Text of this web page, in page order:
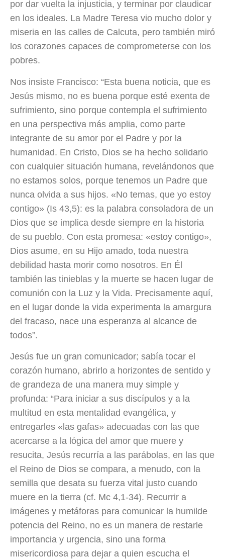
por dar vuelta la injusticia, y terminar por claudicar
en los ideales. La Madre Teresa vio mucho dolor y
miseria en las calles de Calcuta, pero también miró
los corazones capaces de comprometerse con los
pobres.
Nos insiste Francisco: “Esta buena noticia, que es
Jesús mismo, no es buena porque esté exenta de
sufrimiento, sino porque contempla el sufrimiento
en una perspectiva más amplia, como parte
integrante de su amor por el Padre y por la
humanidad. En Cristo, Dios se ha hecho solidario
con cualquier situación humana, revelándonos que
no estamos solos, porque tenemos un Padre que
nunca olvida a sus hijos. «No temas, que yo estoy
contigo» (Is 43,5): es la palabra consoladora de un
Dios que se implica desde siempre en la historia
de su pueblo. Con esta promesa: «estoy contigo»,
Dios asume, en su Hijo amado, toda nuestra
debilidad hasta morir como nosotros. En Él
también las tinieblas y la muerte se hacen lugar de
comunión con la Luz y la Vida. Precisamente aquí,
en el lugar donde la vida experimenta la amargura
del fracaso, nace una esperanza al alcance de
todos”.
Jesús fue un gran comunicador; sabía tocar el
corazón humano, abrirlo a horizontes de sentido y
de grandeza de una manera muy simple y
profunda: “Para iniciar a sus discípulos y a la
multitud en esta mentalidad evangélica, y
entregarles «las gafas» adecuadas con las que
acercarse a la lógica del amor que muere y
resucita, Jesús recurría a las parábolas, en las que
el Reino de Dios se compara, a menudo, con la
semilla que desata su fuerza vital justo cuando
muere en la tierra (cf. Mc 4,1-34). Recurrir a
imágenes y metáforas para comunicar la humilde
potencia del Reino, no es un manera de restarle
importancia y urgencia, sino una forma
misericordiosa para dejar a quien escucha el